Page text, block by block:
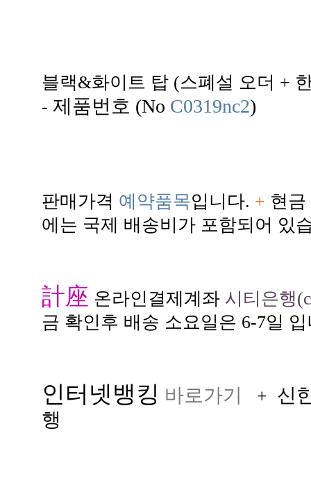
블랙&화이트 탑 (스폐설 오더 +
- 제품번호 (No C0319nc2)
판매가격 예약품목입니다. + 현
에는 국제 배송비가 포함되어 있
計座 온라인결제계좌 시티은행
금 확인후 배송 소요일은 6-7일
인터넷뱅킹 바로가기 + 신
행